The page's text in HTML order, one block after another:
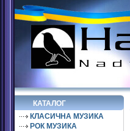
КАТАЛОГ
КЛАСИЧНА МУЗИКА
РОК МУЗИКА